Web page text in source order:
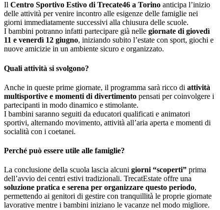
Il Centro Sportivo Estivo di Trecate46 a Torino anticipa l’inizio
delle attività per venire incontro alle esigenze delle famiglie nei
giorni immediatamente successivi alla chiusura delle scuole.
I bambini potranno infatti partecipare già nelle giornate di giovedì
11 e venerdì 12 giugno, iniziando subito l’estate con sport, giochi e
nuove amicizie in un ambiente sicuro e organizzato.
Quali attività si svolgono?
Anche in queste prime giornate, il programma sarà ricco di attività
multisportive e momenti di divertimento pensati per coinvolgere i
partecipanti in modo dinamico e stimolante.
I bambini saranno seguiti da educatori qualificati e animatori
sportivi, alternando movimento, attività all’aria aperta e momenti di
socialità con i coetanei.
Perché può essere utile alle famiglie?
La conclusione della scuola lascia alcuni giorni “scoperti” prima
dell’avvio dei centri estivi tradizionali. TrecatEstate offre una
soluzione pratica e serena per organizzare questo periodo,
permettendo ai genitori di gestire con tranquillità le proprie giornate
lavorative mentre i bambini iniziano le vacanze nel modo migliore.